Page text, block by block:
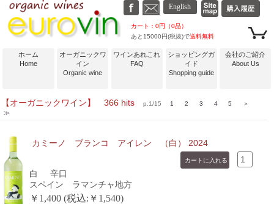
カート：0円（0品）
あと15000円(税抜)で送料無料
ホーム
Home
オーガニックワ
イン
Organic wine
ワインあれこれ
FAQ
ショッピングガ
イド
Shopping guide
会社のご紹介
About Us
【オーガニックワイン】 366 hitsp.1/15 1 2 3 4 5
＞
≫
カミーノ ブランコ アイレン （白） 2024
白
辛口
スペイン ラマンチャ地方
￥1,400 (税込:￥1,540)